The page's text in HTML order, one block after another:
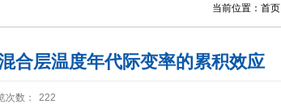
当前位置： 首页
合层温度年代际变率的累积效应
次数： 222